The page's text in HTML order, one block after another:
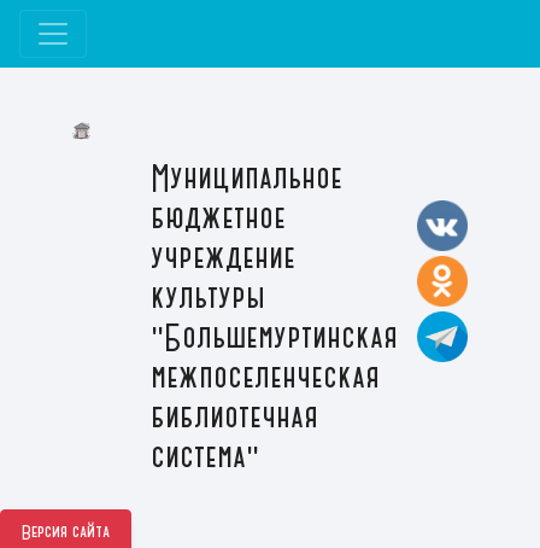
Версия сайта
Муниципальное
бюджетное
учреждение
культуры
"Большемуртинская
межпоселенческая
библиотечная
система"